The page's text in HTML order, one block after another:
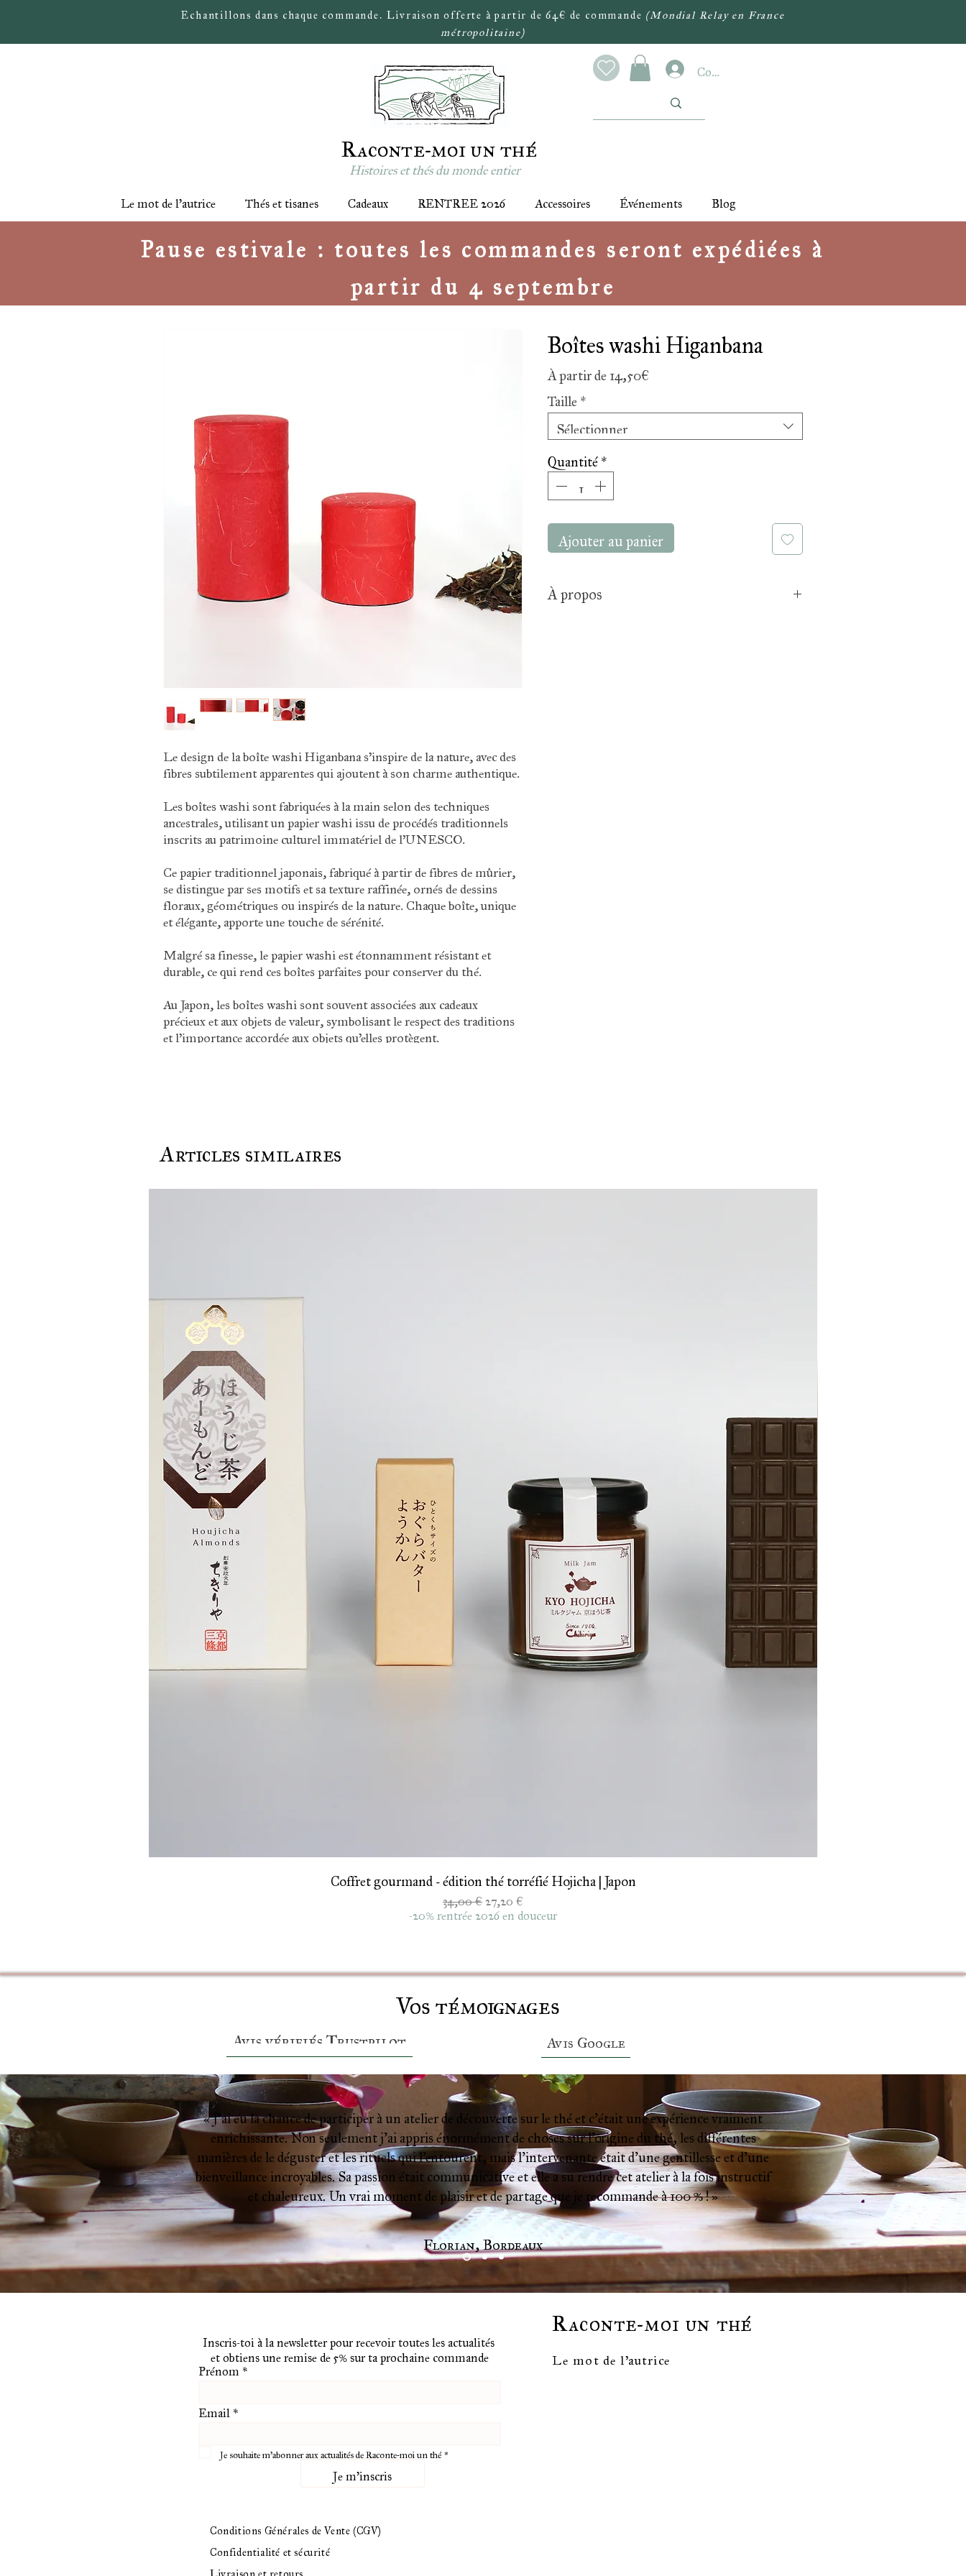
Echantillons dans chaque commande. Livraison offerte à partir de 64€ de commande (Mondial Relay en France
métropolitaine)
Connexion
Raconte-moi un thé
Histoires et thés du monde entier
Le mot de l'autrice Thés et tisanes Cadeaux RENTREE 2026 Accessoires Événements Blog
Pause estivale : toutes les commandes seront expédiées à
partir du 4 septembre
Le design de la boîte washi Higanbana s'inspire de la nature, avec des
fibres subtilement apparentes qui ajoutent à son charme authentique.
Les boîtes washi sont fabriquées à la main selon des techniques
ancestrales, utilisant un papier washi issu de procédés traditionnels
inscrits au patrimoine culturel immatériel de l'UNESCO.
Ce papier traditionnel japonais, fabriqué à partir de fibres de mûrier,
se distingue par ses motifs et sa texture raffinée, ornés de dessins
floraux, géométriques ou inspirés de la nature. Chaque boîte, unique
et élégante, apporte une touche de sérénité.
Malgré sa finesse, le papier washi est étonnamment résistant et
durable, ce qui rend ces boîtes parfaites pour conserver du thé.
Au Japon, les boîtes washi sont souvent associées aux cadeaux
précieux et aux objets de valeur, symbolisant le respect des traditions
et l'importance accordée aux objets qu'elles protègent.
Boîtes washi Higanbana
À partir de 14,50€
Taille *
Sélectionner
Quantité *
Ajouter au panier
À propos
Articles similaires
Aperçu rapide
Coffret gourmand - édition thé torréfié Hojicha | Japon
Prix original
34,00 € Prix promotionnel
27,20 €
-20% rentrée 2026 en douceur
Vos témoignages
Avis vérifiés Trustpilot Avis Google
« J’ai eu la chance de participer à un atelier de découverte sur le thé et c’était une expérience vraiment
enrichissante. Non seulement j’ai appris énormément de choses sur l’origine du thé, les différentes
manières de le déguster et les rituels qui l’entourent, mais l’intervenante était d’une gentillesse et d’une
bienveillance incroyables. Sa passion était communicative et elle a su rendre cet atelier à la fois instructif
et chaleureux. Un vrai moment de plaisir et de partage que je recommande à 100 % ! »
Florian, Bordeaux
Inscris-toi à la newsletter pour recevoir toutes les actualités
et obtiens une remise de 5% sur ta prochaine commande
Prénom *
Email *
Je souhaite m'abonner aux actualités de Raconte-moi un thé *
Je m'inscris
Raconte-moi un thé
Le mot de l'autrice
Conditions Générales de Vente (CGV)
Confidentialité et sécurité
Livraison et retours